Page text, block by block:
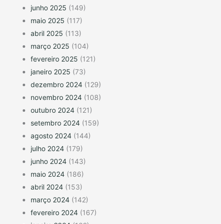
junho 2025 (149)
maio 2025 (117)
abril 2025 (113)
março 2025 (104)
fevereiro 2025 (121)
janeiro 2025 (73)
dezembro 2024 (129)
novembro 2024 (108)
outubro 2024 (121)
setembro 2024 (159)
agosto 2024 (144)
julho 2024 (179)
junho 2024 (143)
maio 2024 (186)
abril 2024 (153)
março 2024 (142)
fevereiro 2024 (167)